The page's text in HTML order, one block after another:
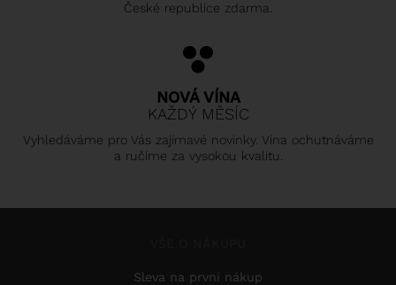
České republice zdarma.
NOVÁ VÍNA
KAŽDÝ MĚSÍC
Vyhledáváme pro Vás zajímavé novinky. Vína ochutnáváme
a ručíme za vysokou kvalitu.
Sleva na první nákup